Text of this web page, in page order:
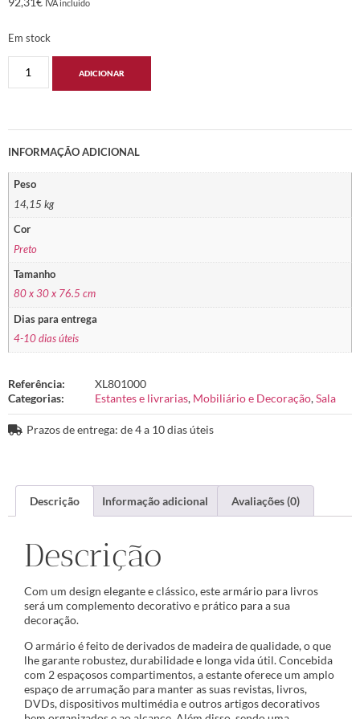
IVA incluido
Em stock
ADICIONAR
INFORMAÇÃO ADICIONAL
Peso
14,15 kg
Cor
Preto
Tamanho
80 x 30 x 76.5 cm
Dias para entrega
4-10 dias úteis
Referência:
XL801000
Categorias:
Estantes e livrarias, Mobiliário e Decoração,Sala
Prazos de entrega: de 4 a 10 dias úteis
Descrição Informação adicional Avaliações (0)
Descrição
Com um design elegante e clássico, este armário para livros
será um complemento decorativo e prático para a sua
decoração.
O armário é feito de derivados de madeira de qualidade, o que
lhe garante robustez, durabilidade e longa vida útil. Concebida
com 2 espaçosos compartimentos, a estante oferece um amplo
espaço de arrumação para manter as suas revistas, livros,
DVDs, dispositivos multimédia e outros artigos decorativos